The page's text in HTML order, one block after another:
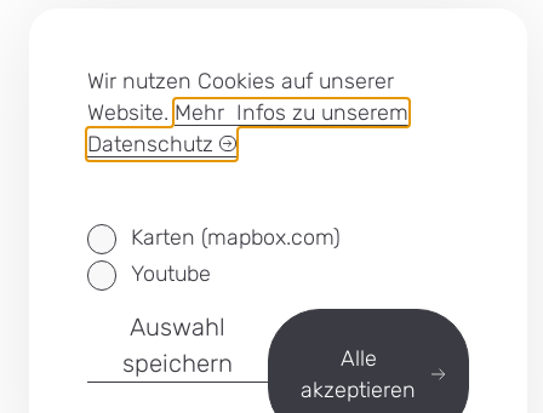
Wir nutzen Cookies auf unserer
Website. Mehr Infos zu unserem
Datenschutz
Karten (mapbox.com)
Youtube
Auswahl
speichern
Alle
akzeptieren
Datenschutz
SEB Leipzig bei Facebook